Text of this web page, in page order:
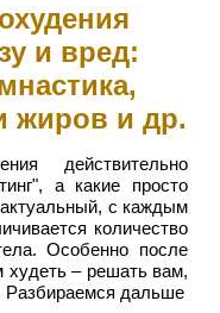
и вред:
жиров и др.
действительно
а какие просто
с каждым
количество
Особенно после
худеть – решать вам,
Разбираемся дальше